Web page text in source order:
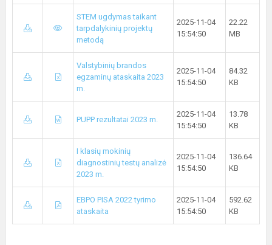
STEM ugdymas taikant
tarpdalykinių projektų
metodą
2025-11-04
15:54:50
22.22
MB
Valstybinių brandos
egzaminų ataskaita 2023
m.
2025-11-04
15:54:50
84.32
KB
PUPP rezultatai 2023 m.
2025-11-04
15:54:50
13.78
KB
I klasių mokinių
diagnostinių testų analizė
2023 m.
2025-11-04
15:54:50
136.64
KB
EBPO PISA 2022 tyrimo
ataskaita
2025-11-04
15:54:50
592.62
KB